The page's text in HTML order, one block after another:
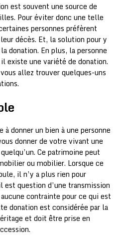
est souvent une source de
Pour éviter donc une telle
personnes préfèrent
décès. Et, la solution pour y
donation. En plus, la personne
existe une variété de donation.
allez trouver quelques-uns
donner un bien à une personne
donner de votre vivant une
Ce patrimoine peut
ou mobilier. Lorsque ce
il n’y a plus rien pour
est question d’une transmission
contrainte pour ce qui est
donation est considérée par la
et doit être prise en